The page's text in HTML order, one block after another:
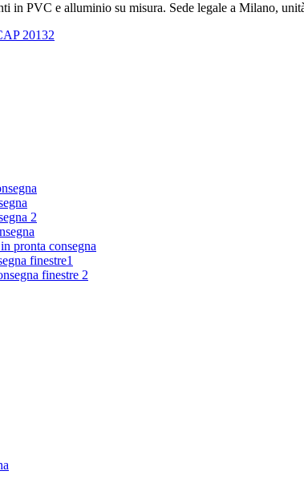
in PVC e alluminio su misura. Sede legale a Milano,
20132
2
pronta consegna
finestre1
finestre 2